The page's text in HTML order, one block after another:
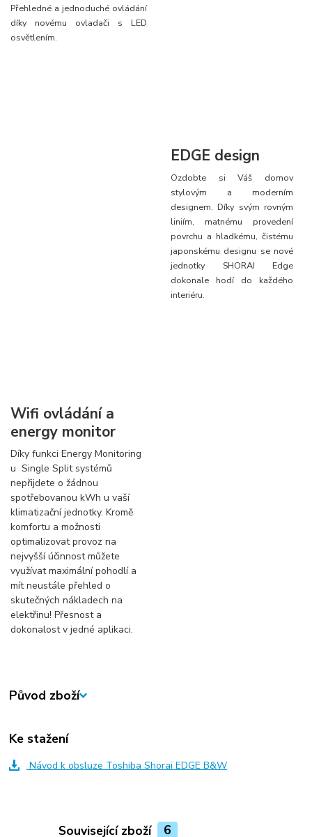
Přehledné a jednoduché ovládání
díky novému ovladači s LED
osvětlením.
EDGE design
Ozdobte si Váš domov
stylovým a moderním
designem. Díky svým rovným
liniím, matnému provedení
povrchu a hladkému, čistému
japonskému designu se nové
jednotky SHORAI Edge
dokonale hodí do každého
interiéru.
Wifi ovládání a
energy monitor
Díky funkci Energy Monitoring
u Single Split systémů
nepřijdete o žádnou
spotřebovanou kWh u vaší
klimatizační jednotky. Kromě
komfortu a možnosti
optimalizovat provoz na
nejvyšší účinnost můžete
využívat maximální pohodlí a
mít neustále přehled o
skutečných nákladech na
elektřinu! Přesnost a
dokonalost v jedné aplikaci.
Původ zboží
Ke stažení
Návod k obsluze Toshiba Shorai EDGE B&W
Související zboží 6